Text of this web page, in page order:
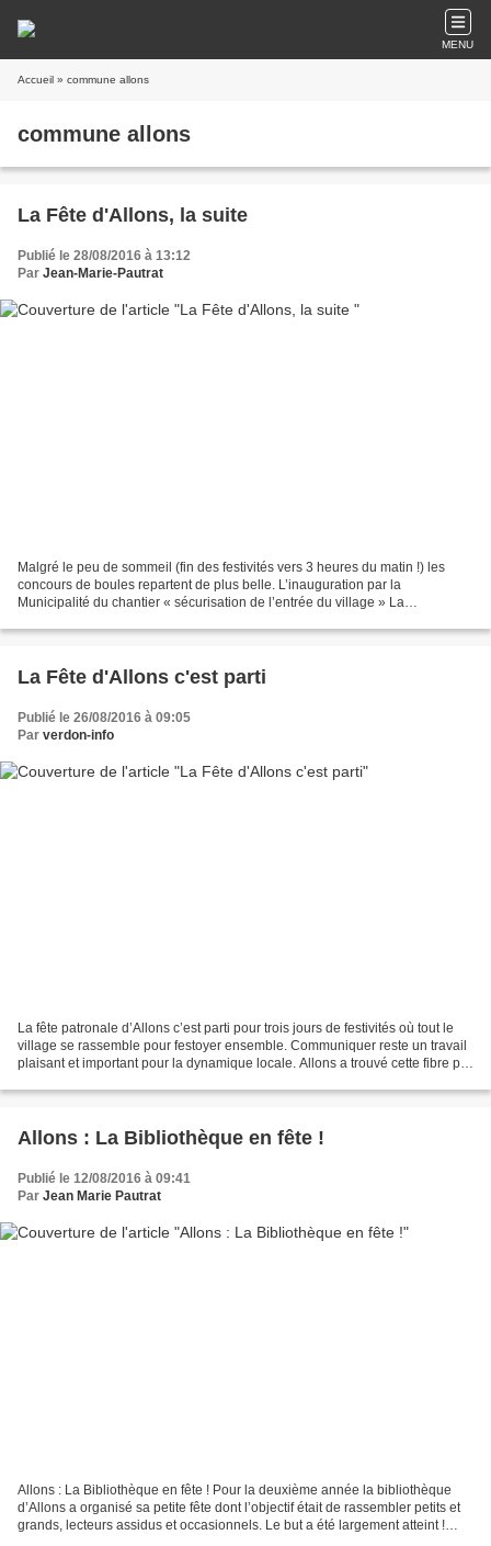
MENU
Accueil » commune allons
commune allons
La Fête d'Allons, la suite
Publié le 28/08/2016 à 13:12
Par Jean-Marie-Pautrat
Malgré le peu de sommeil (fin des festivités vers 3 heures du matin !) les
concours de boules repartent de plus belle. L’inauguration par la
Municipalité du chantier « sécurisation de l’entrée du village » La
La Fête d'Allons c'est parti
Publié le 26/08/2016 à 09:05
Par verdon-info
La fête patronale d’Allons c’est parti pour trois jours de festivités où tout le
village se rassemble pour festoyer ensemble. Communiquer reste un travail
plaisant et important pour la dynamique locale. Allons a trouvé cette fibre par
Allons : La Bibliothèque en fête !
Publié le 12/08/2016 à 09:41
Par Jean Marie Pautrat
Allons : La Bibliothèque en fête ! Pour la deuxième année la bibliothèque
d’Allons a organisé sa petite fête dont l’objectif était de rassembler petits et
grands, lecteurs assidus et occasionnels. Le but a été largement atteint !